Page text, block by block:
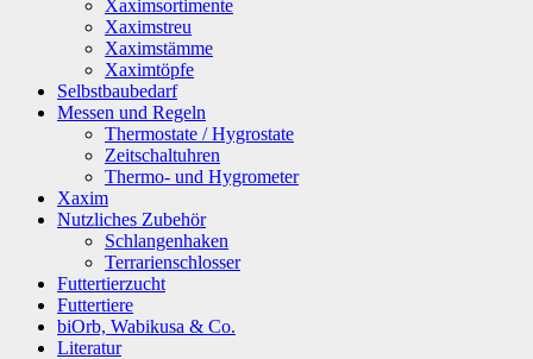
Xaximsortimente
Xaximstreu
Xaximstämme
Xaximtöpfe
Selbstbaubedarf
Messen und Regeln
Thermostate / Hygrostate
Zeitschaltuhren
Thermo- und Hygrometer
Xaxim
Nutzliches Zubehör
Schlangenhaken
Terrarienschlosser
Futtertierzucht
Futtertiere
biOrb, Wabikusa & Co.
Literatur